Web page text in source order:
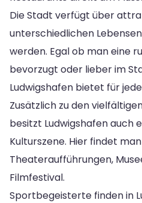
Die Stadt verfügt über
unterschiedlichen
werden. Egal ob man eine
bevorzugt oder lieber im
Ludwigshafen bietet für
Zusätzlich zu den
besitzt Ludwigshafen auch
Kulturszene. Hier findet
Theateraufführungen,
Filmfestival.
Sportbegeisterte finden in